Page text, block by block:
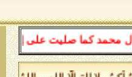
كما صليت على إبراهيم